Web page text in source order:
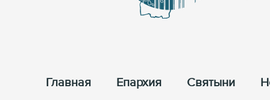
Главная Епархия Cвятыни